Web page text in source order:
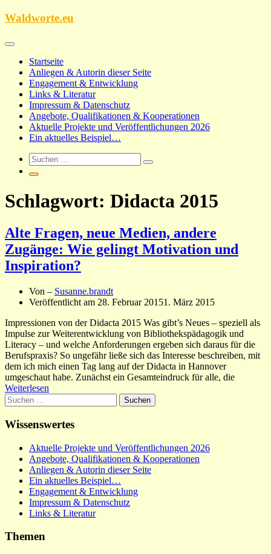
Zum
Waldworte.eu
Startseite
Anliegen & Autorin dieser Seite
Engagement & Entwicklung
Links & Literatur
Impressum & Datenschutz
Angebote, Qualifikationen & Kooperationen
Aktuelle Projekte und Veröffentlichungen 2026
Ein aktuelles Beispiel…
Schlagwort: Didacta 2015
Alte Fragen, neue Medien, andere
Zugänge: Wie gelingt Motivation und
Inspiration?
Von – Susanne.brandt
Veröffentlicht am 28. Februar 20151. März 2015
Impressionen von der Didacta 2015 Was gibt’s Neues – speziell als
Impulse zur Weiterentwicklung von Bibliothekspädagogik und
Literacy – und welche Anforderungen ergeben sich daraus für die
Berufspraxis? So ungefähr ließe sich das Interesse beschreiben, mit
dem ich mich einen Tag lang auf der Didacta in Hannover
umgeschaut habe. Zunächst ein Gesamteindruck für alle, die
Weiterlesen
Suchen
nach:
Wissenswertes
Aktuelle Projekte und Veröffentlichungen 2026
Angebote, Qualifikationen & Kooperationen
Anliegen & Autorin dieser Seite
Ein aktuelles Beispiel…
Engagement & Entwicklung
Impressum & Datenschutz
Links & Literatur
Themen